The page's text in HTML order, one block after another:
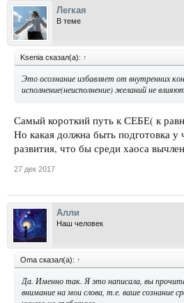
Легкая
В теме
Ksenia сказал(а): ↑
Это осознание избавляет от внутренних
исполнение(неисполнение) желаний не
Самый короткий путь к СЕБЕ( к
Но какая должна быть подготовка у
развития, что бы среди хаоса
27 дек 2017
Алли
Наш человек
Oma сказал(а): ↑
Да. Именно так. Я это написала, вы
внимание на мои слова, т.е. ваше сознание